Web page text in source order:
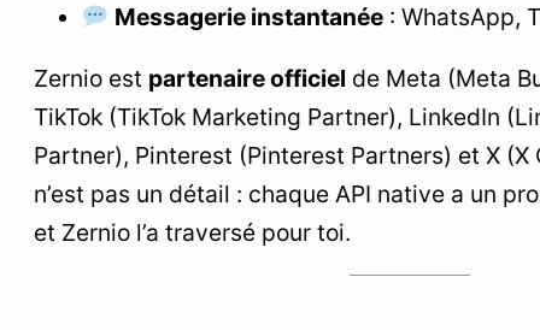
Messagerie instantanée: WhatsApp,
Zernio est partenaire officiel de Meta (Meta
TikTok (TikTok Marketing Partner), LinkedIn
Partner), Pinterest (Pinterest Partners) et X
n’est pas un détail : chaque API native a un
et Zernio l’a traversé pour toi.